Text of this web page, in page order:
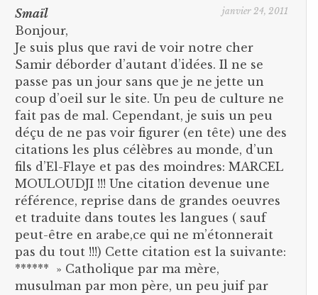
Smaïl janvier 24, 2011
Bonjour,
Je suis plus que ravi de voir notre cher
Samir déborder d’autant d’idées. Il ne se
passe pas un jour sans que je ne jette un
coup d’oeil sur le site. Un peu de culture ne
fait pas de mal. Cependant, je suis un peu
déçu de ne pas voir figurer (en tête) une des
citations les plus célèbres au monde, d’un
fils d’El-Flaye et pas des moindres: MARCEL
MOULOUDJI !!! Une citation devenue une
référence, reprise dans de grandes oeuvres
et traduite dans toutes les langues ( sauf
peut-être en arabe,ce qui ne m’étonnerait
pas du tout !!!) Cette citation est la suivante:
****** » Catholique par ma mère,
musulman par mon père, un peu juif par